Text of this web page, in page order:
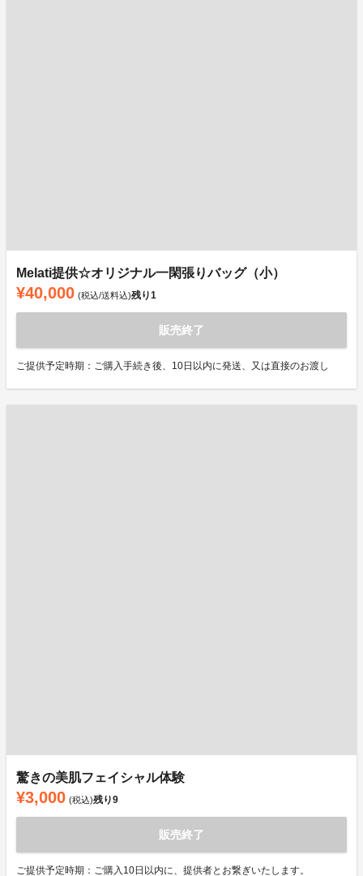
Melati提供☆オリジナル一閑張りバッグ（小）
¥40,000 (税込/送料込)残り1
販売終了
ご提供予定時期：ご購入手続き後、10日以内に発送、又は直接のお渡し
驚きの美肌フェイシャル体験
¥3,000 (税込)残り9
販売終了
ご提供予定時期：ご購入10日以内に、提供者とお繋ぎいたします。